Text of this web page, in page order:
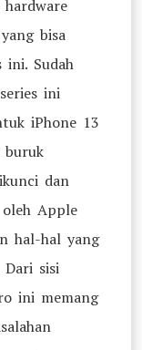
bisa
ini. Sudah
ini
iPhone 13
dan
Apple
hal-hal yang
sisi
ini memang